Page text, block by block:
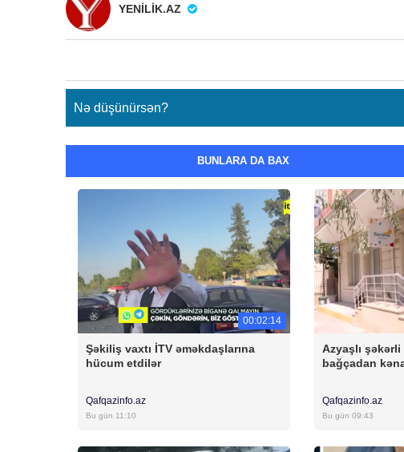
YENILIK.AZ
Nə düşünürsən?
BUNLARA DA BAX
00:02:14
Şəkiliş vaxtı İTV əməkdaşlarına
hücum etdilər
Qafqazinfo.az
Bu gün 11:10
Azyaşlı
bağçadan
Qafqazinfo.az
Bu gün 09:43